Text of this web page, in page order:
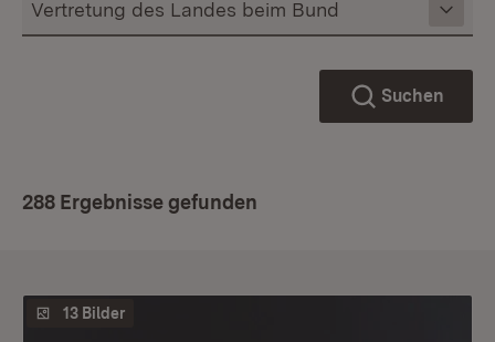
Suchen
288 Ergebnisse gefunden
13 Bilder